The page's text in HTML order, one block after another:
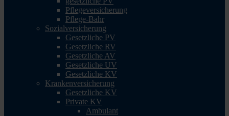
Pflegeversicherung
Pflege-Bahr
Sozialversicherung
Gesetzliche PV
Gesetzliche RV
Gesetzliche AV
Gesetzliche UV
Gesetzliche KV
Krankenversicherung
Gesetzliche KV
Private KV
Ambulant